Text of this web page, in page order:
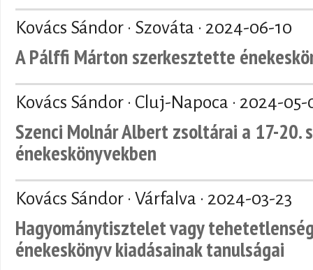
Kovács Sándor · Szováta · 2024-06-10
A Pálffi Márton szerkesztette
Kovács Sándor · Cluj-Napoca · 2024-05-
Szenci Molnár Albert zsoltárai a 17-20.
énekeskönyvekben
Kovács Sándor · Várfalva · 2024-03-23
Hagyománytisztelet vagy
énekeskönyv kiadásainak tanulságai